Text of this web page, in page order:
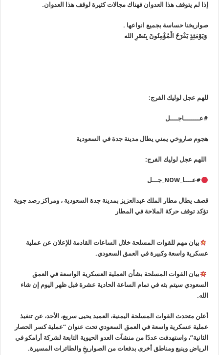
إذا لم يتوقف هذا العدوان فهناك مجالات كثيرة لوقف هذا العدوان.
صواريخنا حساسة بجميع انواعها .
وَيَوْمَئِذٍ يَفْرَحُ الْمُؤْمِنُونَ بِنَصْرِ الله
للهم عجل لوليك الفرج:
#عــــــــاجــــل
هجوم صاروخي يمني يطال مدينة جدة في السعودية
اللهم عجل لوليك الفرج:
#عــــا_NOW_جـــل
قصف يطال مطار الملك عبدالعزيز بمدينة جدة السعودية ، ومراكز رصد جوية
تؤكد توقف حركة الملاحة في المطار
بيان مهم للقوات المسلحة خلال الساعات القادمة للإعلان عن عملية
عسكرية واسعة وكبيرة في العمق السعودي.
بيان القوات المسلحة بشأن العملية العسكرية الواسعة في العمق
السعودي سيتم بثه في تمام الساعة الحادية عشرة قبل ظهر اليوم إن شاء
الله.
أعلن متحدث القوات المسلحة اليمنية، العميد يحيى سريع، الأحد، عن تنفيذ
عملية عسكرية واسعة في العمق السعودي تحت عنوان “عملية كسر الحصار
الثانية”، واستهدفت عددًا من منشآت العدو الحيوية التابعة لشركة أرامكو في
الرياض وينبع ومناطق أخرى بدفعات من الصواريخِ والطائرات المسيرة.